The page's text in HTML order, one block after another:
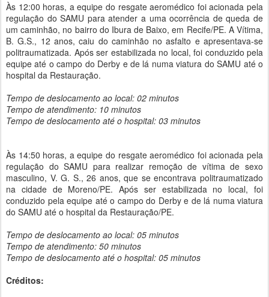
Às 12:00 horas, a equipe do resgate aeromédico foi acionada pela
regulação do SAMU para atender a uma ocorrência de queda de
um caminhão, no bairro do Ibura de Baixo, em Recife/PE. A Vítima,
B. G.S., 12 anos, caiu do caminhão no asfalto e apresentava-se
politraumatizada. Após ser estabilizada no local, foi conduzido pela
equipe até o campo do Derby e de lá numa viatura do SAMU até o
hospital da Restauração.
Tempo de deslocamento ao local: 02 minutos
Tempo de atendimento: 10 minutos
Tempo de deslocamento até o hospital: 03 minutos
Às 14:50 horas, a equipe do resgate aeromédico foi acionada pela
regulação do SAMU para realizar remoção de vítima de sexo
masculino, V. G. S., 26 anos, que se encontrava politraumatizado
na cidade de Moreno/PE. Após ser estabilizada no local, foi
conduzido pela equipe até o campo do Derby e de lá numa viatura
do SAMU até o hospital da Restauração/PE.
Tempo de deslocamento ao local: 05 minutos
Tempo de atendimento: 50 minutos
Tempo de deslocamento até o hospital: 05 minutos
Créditos: